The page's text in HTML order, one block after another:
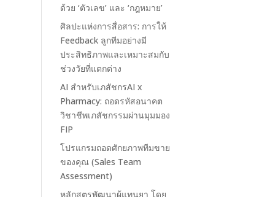
ด้วย ‘ตัวเลข’ และ ‘กฎหมาย’
ศิลปะแห่งการสื่อสาร: การให้
Feedback ลูกทีมอย่างมี
ประสิทธิภาพและเหมาะสมกับ
ช่วงวัยที่แตกต่าง
AI สำหรับเภสัชกรAI x
Pharmacy: ถอดรหัสอนาคต
วิชาชีพเภสัชกรรมผ่านมุมมอง
FIP
โปรแกรมถอดศักยภาพทีมขาย
ของคุณ (Sales Team
Assessment)
หลักสูตรพัฒนาผู้แทนยา โดย